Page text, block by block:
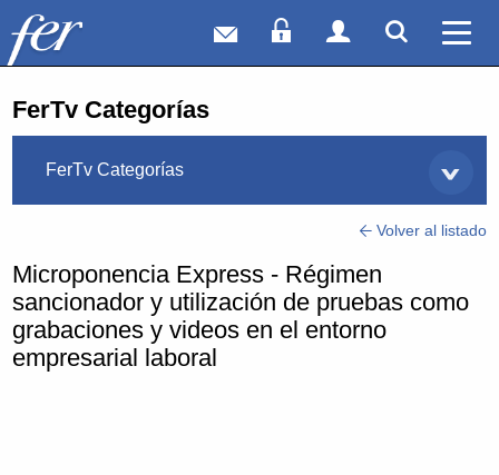
Correo webAcceso Socios
Acceso
FerTv Categorías
FerTv Categorías
Volver al listado
Microponencia Express - Régimen
sancionador y utilización de pruebas como
grabaciones y videos en el entorno
empresarial laboral